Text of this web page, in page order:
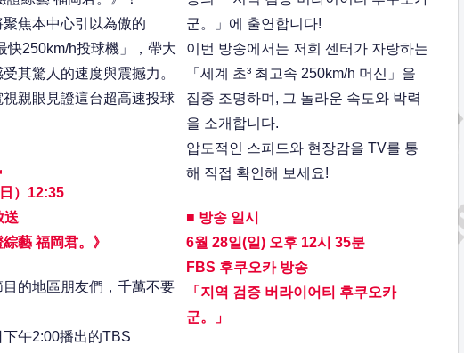
焦本中心引以為傲的
快250km/h投球機」，帶大
其驚人的速度與震撼力。
親眼見證這台超高速投球
）12:35
送
綜藝 福岡君。》
的地區朋友們，千萬不要
下午2:00播出的TBS
군。」에 출연합니다!
이번 방송에서는 저희 센터가 자랑하는
「세계 초³ 최고속 250km/h 머신」을
집중 조명하며, 그 놀라운 속도와 박력
을 소개합니다.
압도적인 스피드와 현장감을 TV를 통
해 직접 확인해 보세요!
■ 방송 일시
6월 28일(일) 오후 12시 35분
FBS 후쿠오카 방송
「지역 검증 버라이어티 후쿠오카
군。」